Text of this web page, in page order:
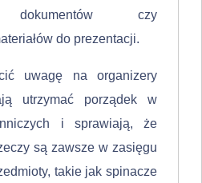
dokumentów czy
do prezentacji.
uwagę na organizery
utrzymać porządek w
i sprawiają, że
są zawsze w zasięgu
takie jak spinacze